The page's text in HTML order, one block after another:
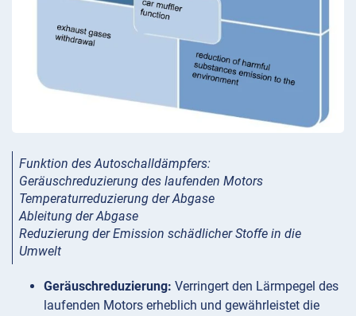
Funktion des Autoschalldämpfers:
Geräuschreduzierung des laufenden Motors
Temperaturreduzierung der Abgase
Ableitung der Abgase
Reduzierung der Emission schädlicher Stoffe in die
Umwelt
Geräuschreduzierung: Verringert den Lärmpegel des
laufenden Motors erheblich und gewährleistet die